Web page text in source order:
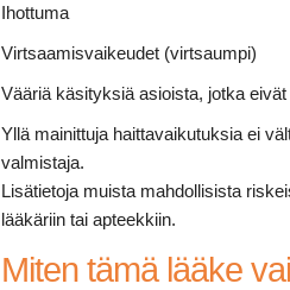
Ihottuma
Virtsaamisvaikeudet (virtsaumpi)
Vääriä käsityksiä asioista, jotka
Yllä mainittuja haittavaikutuksia ei
valmistaja.
Lisätietoja muista mahdollisista
lääkäriin tai apteekkiin.
Miten tämä lääke